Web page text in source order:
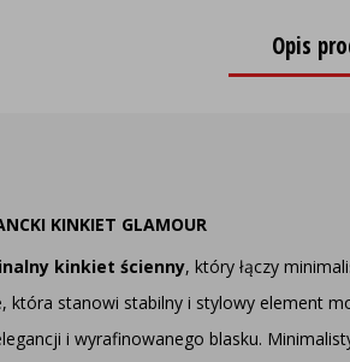
Opis
KINKIET GLAMOUR
kinkiet ścienny, który łączy
stanowi stabilny i stylowy element
i wyrafinowanego blasku.